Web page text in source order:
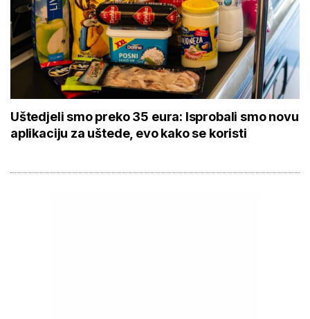
Uštedjeli smo preko 35 eura: Isprobali smo novu
aplikaciju za uštede, evo kako se koristi